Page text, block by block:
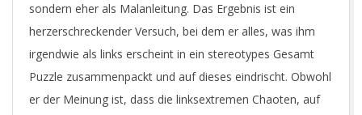
sondern eher als Malanleitung. Das Ergebnis ist ein
herzerschreckender Versuch, bei dem er alles, was ihm
irgendwie als links erscheint in ein stereotypes Gesamt
Puzzle zusammenpackt und auf dieses eindrischt. Obwohl
er der Meinung ist, dass die linksextremen Chaoten, auf